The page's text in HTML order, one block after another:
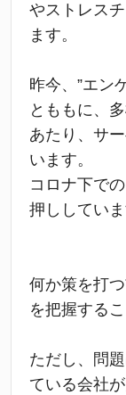
やストレス
ます。
昨今、”エン
とももに、
あたり、サ
います。
コロナ下で
押ししていま
何か策を打
を把握する
ただし、問
ている会社